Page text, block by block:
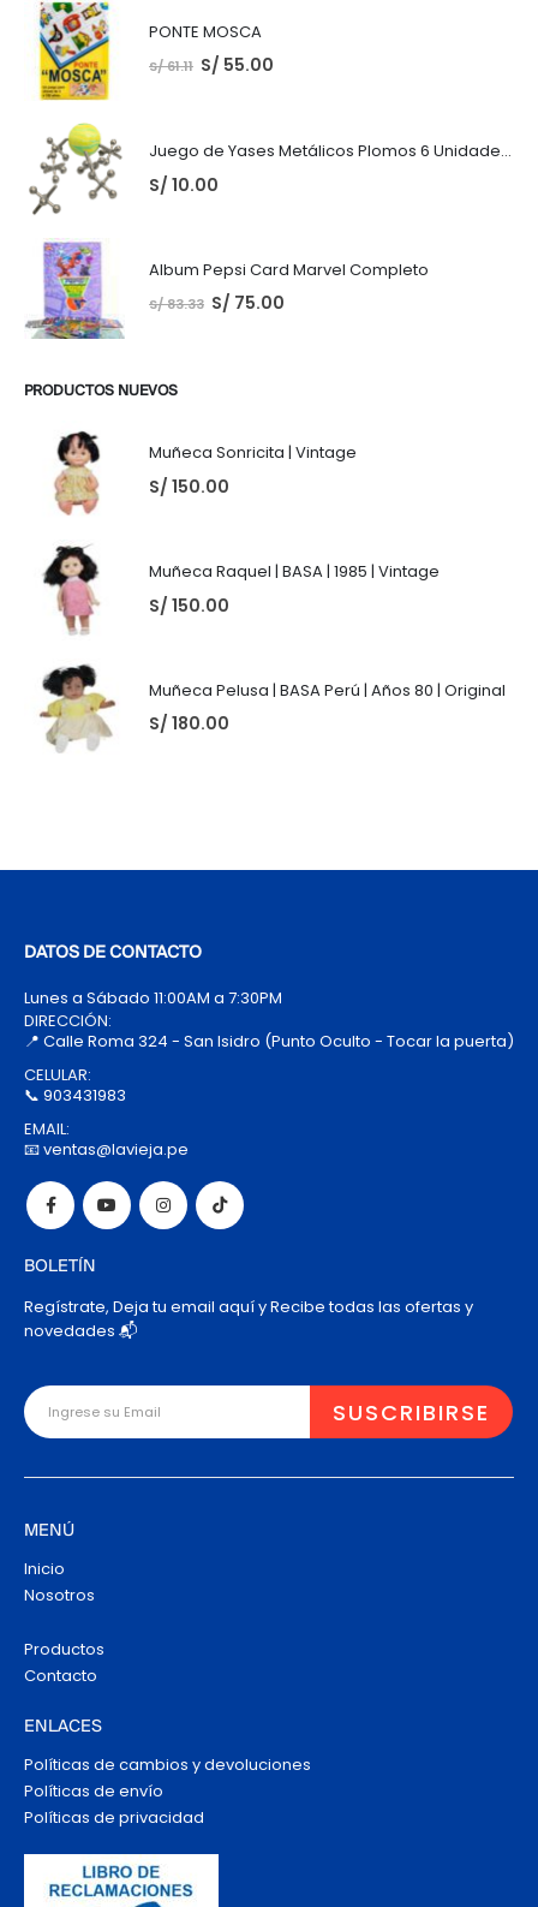
PONTE MOSCA
S/61.11 S/ 55.00
Juego de Yases Metálicos Plomos 6 Unidades + Pelota de Goma (En Bolsita Lista para Regalar)
S/ 10.00
Album Pepsi Card Marvel Completo
S/83.33 S/ 75.00
PRODUCTOS NUEVOS
Muñeca Sonricita | Vintage
S/ 150.00
Muñeca Raquel | BASA | 1985 | Vintage
S/ 150.00
Muñeca Pelusa | BASA Perú | Años 80 | Original
S/ 180.00
DATOS DE CONTACTO
Lunes a Sábado 11:00AM a 7:30PM
DIRECCIÓN:
📍 Calle Roma 324 - San Isidro (Punto Oculto - Tocar la puerta)
CELULAR:
📞 903431983
EMAIL:
📧 ventas@lavieja.pe
BOLETÍN
Regístrate, Deja tu email aquí y Recibe todas las ofertas y
novedades 📬
MENÚ
Inicio
Nosotros
Productos
Contacto
ENLACES
Políticas de cambios y devoluciones
Políticas de envío
Políticas de privacidad